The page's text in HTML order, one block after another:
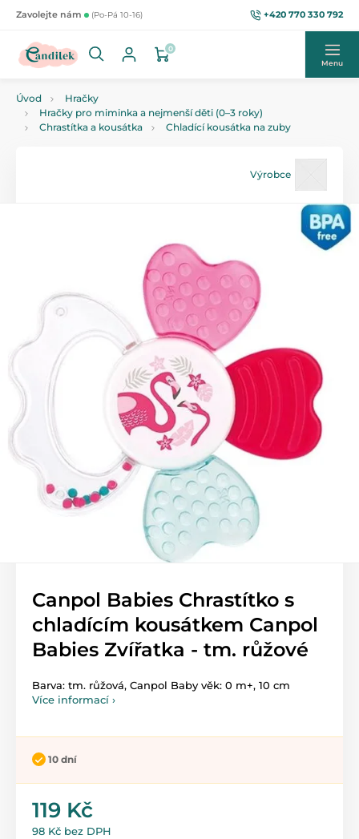
Zavolejte nám (Po-Pá 10-16) +420 770 330 792
0
Menu
Úvod
Hračky
Hračky pro miminka a nejmenší děti (0–3 roky)
Chrastítka a kousátka
Chladící kousátka na zuby
Výrobce
Canpol Babies Chrastítko s
chladícím kousátkem Canpol
Babies Zvířatka - tm. růžové
Barva: tm. růžová, Canpol Baby věk: 0 m+, 10 cm
Více informací ›
10 dní
119 Kč
98 Kč bez DPH